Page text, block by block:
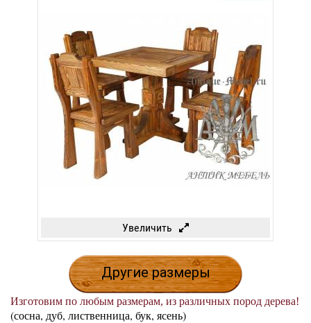
Увеличить
Другие размеры
Изготовим по любым размерам, из различных пород дерева!
(сосна, дуб, лиственница, бук, ясень)